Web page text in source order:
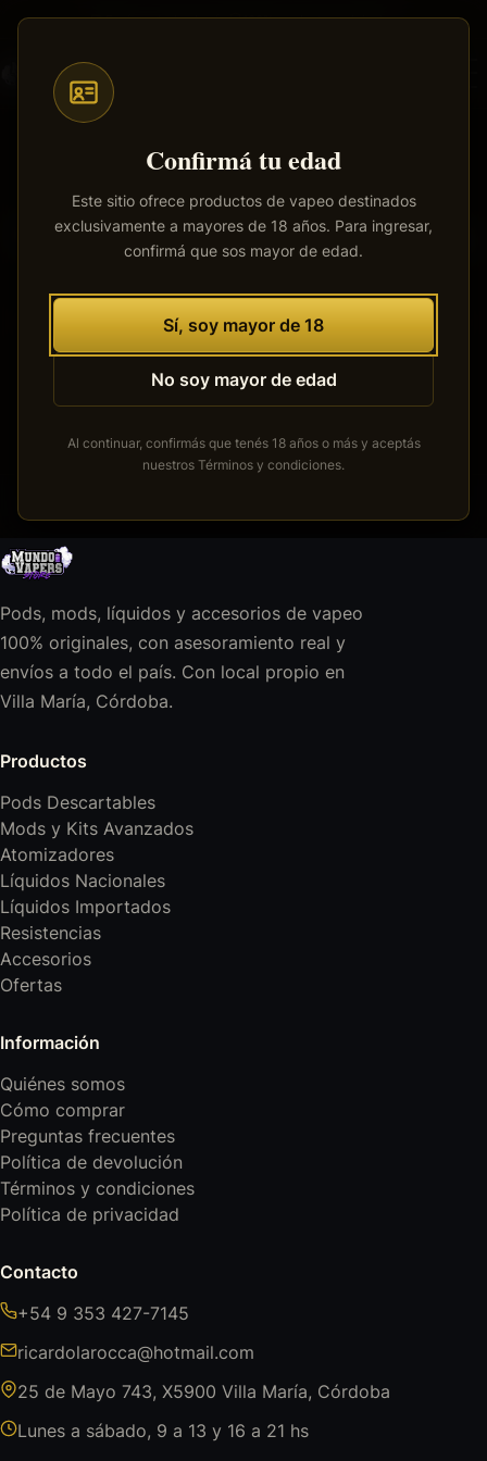
Confirmá tu edad
Este sitio ofrece productos de vapeo destinados
exclusivamente a mayores de 18 años. Para ingresar,
confirmá que sos mayor de edad.
Sí, soy mayor de 18
No soy mayor de edad
Al continuar, confirmás que tenés 18 años o más y aceptás
nuestros Términos y condiciones.
Saltar
contenido
principal
Envíos a todo el país· 100% productos originales
Tenemos grandes proyectos
Se está cocinando algo grande. Nuestra tienda está en
obras y pronto abrirá sus puertas.
Pods, mods, líquidos y accesorios de vapeo
100% originales, con asesoramiento real y
envíos a todo el país. Con local propio en
Villa María, Córdoba.
Productos
Pods Descartables
Mods y Kits Avanzados
Atomizadores
Líquidos Nacionales
Líquidos Importados
Resistencias
Accesorios
Ofertas
Información
Quiénes somos
Cómo comprar
Preguntas frecuentes
Política de devolución
Términos y condiciones
Política de privacidad
Contacto
+54 9 353 427-7145
ricardolarocca@hotmail.com
25 de Mayo 743, X5900 Villa María, Córdoba
Lunes a sábado, 9 a 13 y 16 a 21 hs